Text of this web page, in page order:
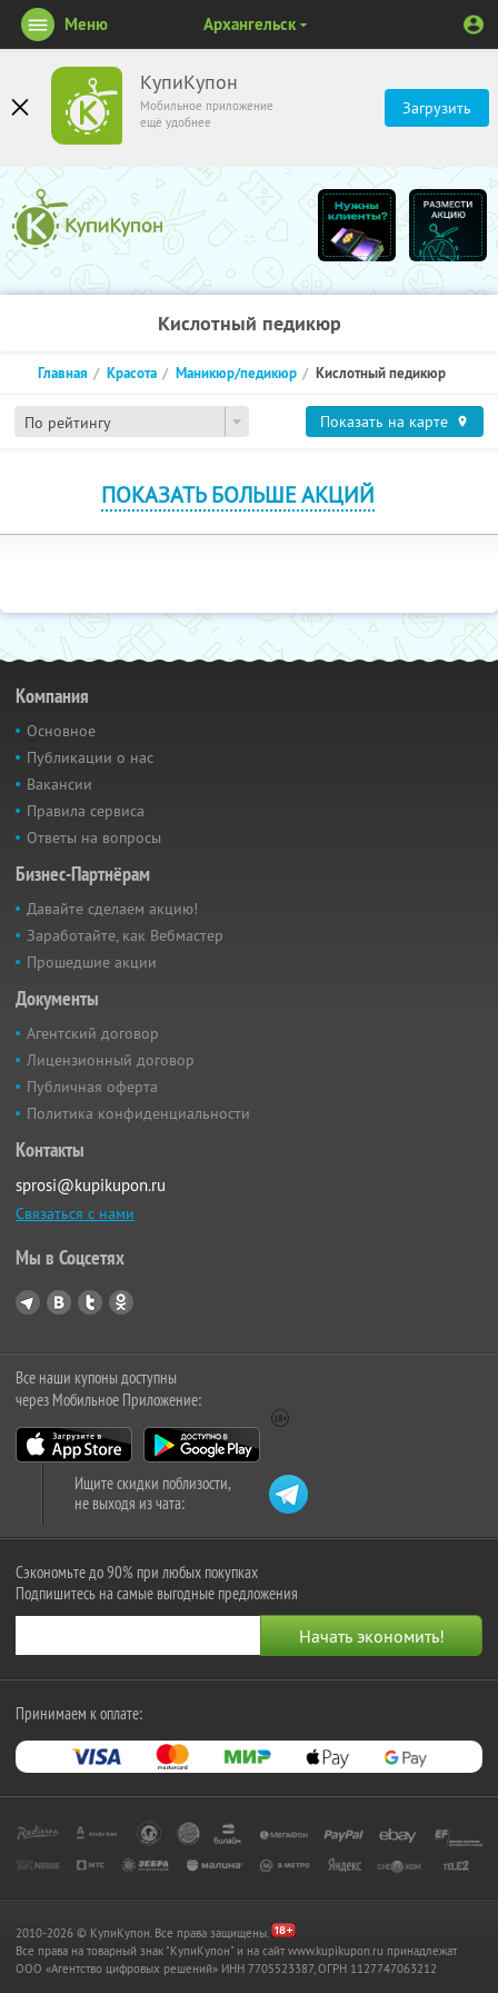
КупиКупон
Мобильное приложение
ещё удобнее
Загрузить
Меню Архангельск
Кислотный педикюр
По рейтингу
Главная Красота Маникюр/педикюр Кислотный педикюр
Показать на карте
ПОКАЗАТЬ БОЛЬШЕ АКЦИЙ
Компания
Основное
Публикации о нас
Вакансии
Правила сервиса
Ответы на вопросы
Бизнес-Партнёрам
Давайте сделаем акцию!
Заработайте, как Вебмастер
Прошедшие акции
Документы
Агентский договор
Лицензионный договор
Публичная оферта
Политика конфиденциальности
Контакты
sprosi@kupikupon.ru
Связаться с нами
Мы в Соцсетях
Все наши купоны доступны
через Мобильное Приложение:
Ищите скидки поблизости,
не выходя из чата:
Сэкономьте до 90% при любых покупках
Подпишитесь на самые выгодные предложения
Принимаем к оплате:
2010-2026 © КупиКупон. Все права защищены.
Все права на товарный знак "КупиКупон" и на сайт www.kupikupon.ru принадлежат
OOO «Агентство цифровых решений» ИНН 7705523387, ОГРН 1127747063212